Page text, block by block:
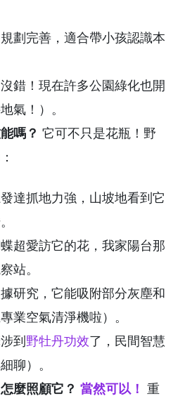
規劃完善，適合帶小孩認識本
沒錯！現在許多公園綠化也開
氣！）。
嗎？ 它可不只是花瓶！野
發達抓地力強，山坡地看到它
蝶超愛訪它的花，我家陽台那
站。
據研究，它能吸附部分灰塵和
業空氣清淨機啦）。
到野牡丹功效了，民間智慧
聊）。
麼照顧它？ 當然可以！ 重